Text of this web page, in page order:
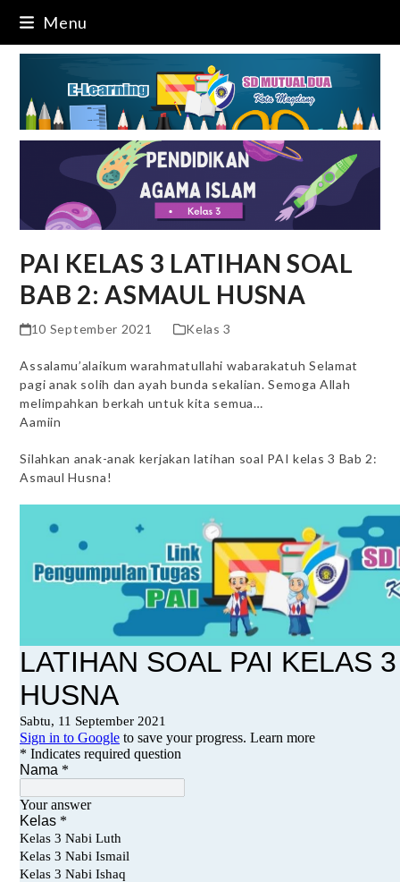
content
Menu
PAI KELAS 3 LATIHAN SOAL
BAB 2: ASMAUL HUSNA
10 September 2021 Kelas 3
Assalamu’alaikum warahmatullahi wabarakatuh Selamat
pagi anak solih dan ayah bunda sekalian. Semoga Allah
melimpahkan berkah untuk kita semua…
Aamiin
Silahkan anak-anak kerjakan latihan soal PAI kelas 3 Bab 2:
Asmaul Husna!